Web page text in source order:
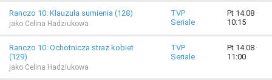
Ranczo 10: Klauzula sumienia (128)
jako Celina Hadziukowa
TVP
Seriale
Pt 14.08
10:15
Ranczo 10: Ochotnicza straż kobiet
(129)
jako Celina Hadziukowa
TVP
Seriale
Pt 14.08
11:00